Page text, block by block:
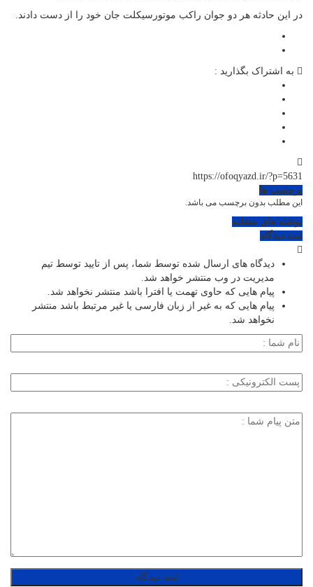
در این حادثه هر دو جوان راکب موتورسیکلت جان خود را از دست دادند.
به اشتراک بگذارید :
https://ofoqyazd.ir/?p=5631
برچسب ها
این مطلب بدون برچسب می باشد.
نوشته های مشابه
ثبت دیدگاه
دیدگاه های ارسال شده توسط شما، پس از تایید توسط تیم
مدیریت در وب منتشر خواهد شد.
پیام هایی که حاوی تهمت یا افترا باشد منتشر نخواهد شد.
پیام هایی که به غیر از زبان فارسی یا غیر مرتبط باشد منتشر
نخواهد شد.